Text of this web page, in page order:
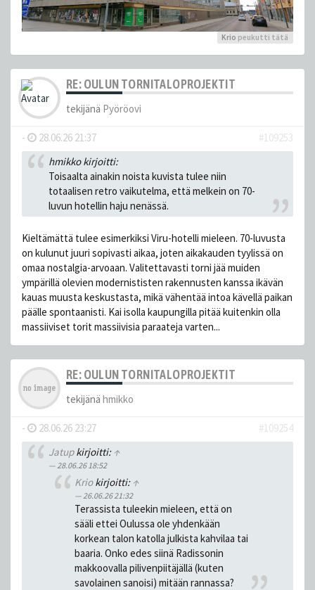
Krio peukutti tätä
RE: OULUN TORNITALOPROJEKTIT
tekijänä Pyöröovi
- 28.06.26 21:37
#109253
hmikko kirjoitti:
Toisaalta ainakin noista kuvista tulee niin
totaalisen retro vaikutelma, että melkein on 70-
luvun hotellin haju nenässä.
Kieltämättä tulee esimerkiksi Viru-hotelli mieleen. 70-luvusta
on kulunut juuri sopivasti aikaa, joten aikakauden tyylissä on
omaa nostalgia-arvoaan. Valitettavasti torni jää muiden
ympärillä olevien modernististen rakennusten kanssa ikävän
kauas muusta keskustasta, mikä vähentää intoa kävellä paikan
päälle spontaanisti. Kai isolla kaupungilla pitää kuitenkin olla
massiiviset torit massiivisia paraateja varten...
RE: OULUN TORNITALOPROJEKTIT
tekijänä hmikko
- 28.06.26 23:27
#109254
Jatupkirjoitti: ↑
28.06.26 18:52
Kriokirjoitti: ↑
26.06.26 21:32
Terassista tuleekin mieleen, että on
sääli ettei Oulussa ole yhdenkään
korkean talon katolla julkista kahvilaa tai
baaria. Onko edes siinä Radissonin
makkoovalla pilivenpiitäjällä (kuten
savolainen sanoisi) mitään rannassa?